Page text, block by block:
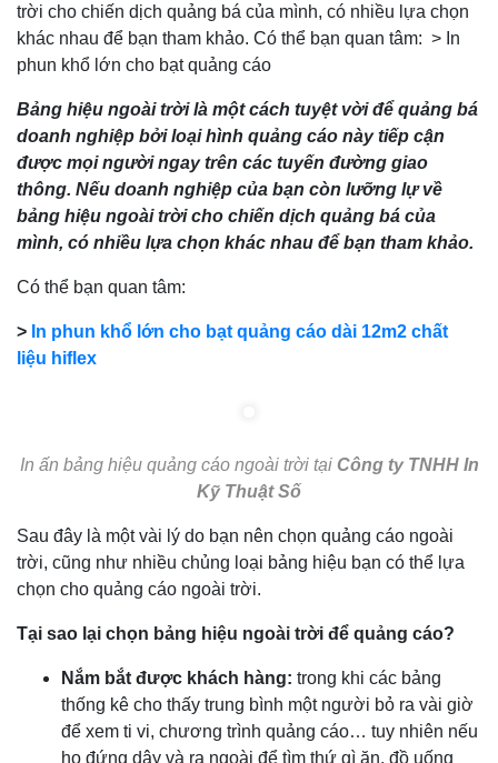
trời cho chiến dịch quảng bá của mình, có nhiều lựa chọn
khác nhau để bạn tham khảo. Có thể bạn quan tâm: > In
phun khổ lớn cho bạt quảng cáo
Bảng hiệu ngoài trời là một cách tuyệt vời để quảng bá
doanh nghiệp bởi loại hình quảng cáo này tiếp cận
được mọi người ngay trên các tuyến đường giao
thông. Nếu doanh nghiệp của bạn còn lưỡng lự về
bảng hiệu ngoài trời cho chiến dịch quảng bá của
mình, có nhiều lựa chọn khác nhau để bạn tham khảo.
Có thể bạn quan tâm:
> In phun khổ lớn cho bạt quảng cáo dài 12m2 chất
liệu hiflex
In ấn bảng hiệu quảng cáo ngoài trời tạiCông ty TNHH In
Kỹ Thuật Số
Sau đây là một vài lý do bạn nên chọn quảng cáo ngoài
trời, cũng như nhiều chủng loại bảng hiệu bạn có thể lựa
chọn cho quảng cáo ngoài trời.
Tại sao lại chọn bảng hiệu ngoài trời để quảng cáo?
Nắm bắt được khách hàng: trong khi các bảng
thống kê cho thấy trung bình một người bỏ ra vài giờ
để xem ti vi, chương trình quảng cáo… tuy nhiên nếu
họ đứng dậy và ra ngoài để tìm thứ gì ăn, đồ uống